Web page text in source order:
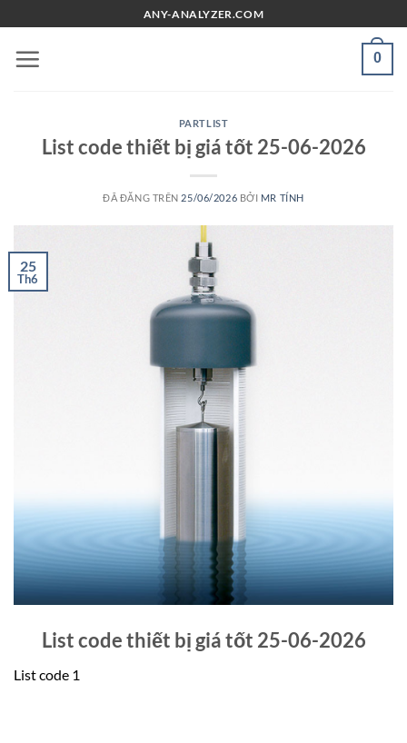
đến
nội
ANY-ANALYZER.COM
0
PARTLIST
List code thiết bị giá tốt 25-06-2026
ĐÃ ĐĂNG TRÊN 25/06/2026 BỞI MR TÍNH
25
Th6
List code thiết bị giá tốt 25-06-2026
List code 1